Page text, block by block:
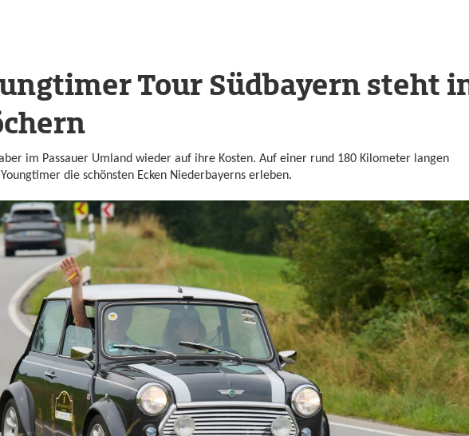
Tour Südbayern steht
im Passauer Umland wieder auf ihre Kosten. Auf einer rund 180 Kilometer langen
die schönsten Ecken Niederbayerns erleben.